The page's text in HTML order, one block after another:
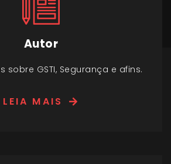
Autor
sobre GSTI, Segurança e afins.
LEIA MAIS